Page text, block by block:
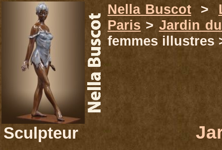
Sculpteur
Nella Buscot>
Paris > Jardin
femmes illustres